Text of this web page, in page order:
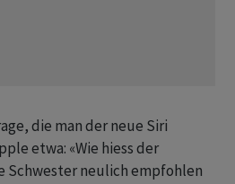
die man der neue Siri
etwa: «Wie hiess der
Schwester neulich empfohlen